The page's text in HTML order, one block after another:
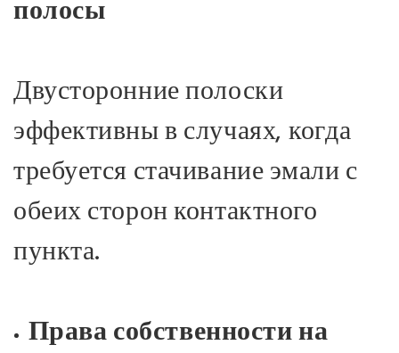
полосы
Двусторонние полоски
эффективны в случаях, когда
требуется стачивание эмали с
обеих сторон контактного
пункта.
Права собственности на